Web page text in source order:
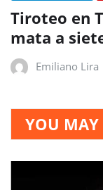
Tiroteo en
mata a
Emiliano Lira
YOU MAY